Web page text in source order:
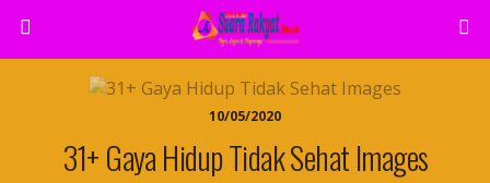
10/05/2020
31+ Gaya Hidup Tidak Sehat Images